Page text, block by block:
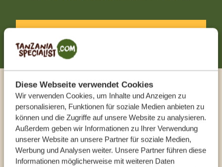
Diese Webseite verwendet Cookies
Wir verwenden Cookies, um Inhalte und Anzeigen zu
personalisieren, Funktionen für soziale Medien anbieten zu
können und die Zugriffe auf unsere Website zu analysieren.
Außerdem geben wir Informationen zu Ihrer Verwendung
unserer Website an unsere Partner für soziale Medien,
Werbung und Analysen weiter. Unsere Partner führen diese
Informationen möglicherweise mit weiteren Daten
Sprechen Sie mit einem
Reiseberater
UNSERE EXPERTEN HELFEN IHNEN GERN